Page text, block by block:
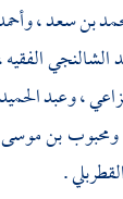
بن سعد،
الفقيه
،وعبد
ومحبوب بن
.